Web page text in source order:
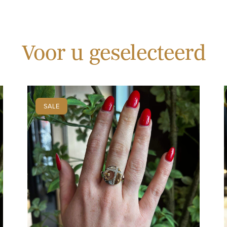
Voor u geselecteerd
SALE